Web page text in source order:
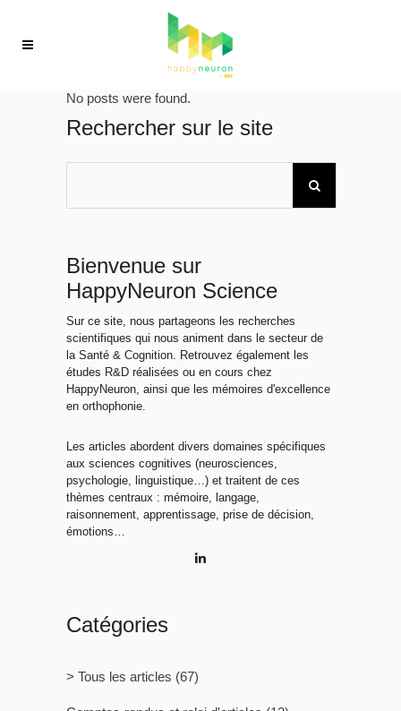
No posts were found.
Rechercher sur le site
Bienvenue sur
HappyNeuron Science
Sur ce site, nous partageons les recherches
scientifiques qui nous animent dans le secteur de
la Santé & Cognition. Retrouvez également les
études R&D réalisées ou en cours chez
HappyNeuron, ainsi que les mémoires d'excellence
en orthophonie.
Les articles abordent divers domaines spécifiques
aux sciences cognitives (neurosciences,
psychologie, linguistique…) et traitent de ces
thèmes centraux : mémoire, langage,
raisonnement, apprentissage, prise de décision,
émotions…
Catégories
> Tous les articles (67)